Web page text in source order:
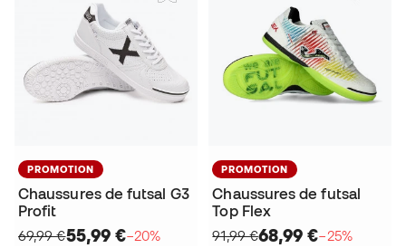
PROMOTION
Chaussures de futsal G3
Profit
69,99 €55,99 €−20%
PROMOTION
Chaussures de futsal
Top Flex
91,99 €68,99 €−25%